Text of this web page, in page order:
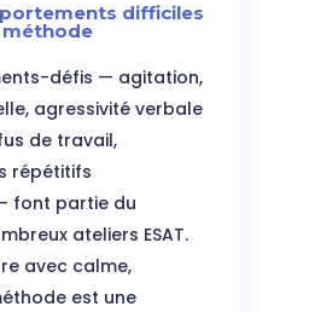
difficiles
méthode
défis — agitation,
agressivité verbale
de travail,
répétitifs
font partie du
ateliers ESAT.
avec calme,
est une